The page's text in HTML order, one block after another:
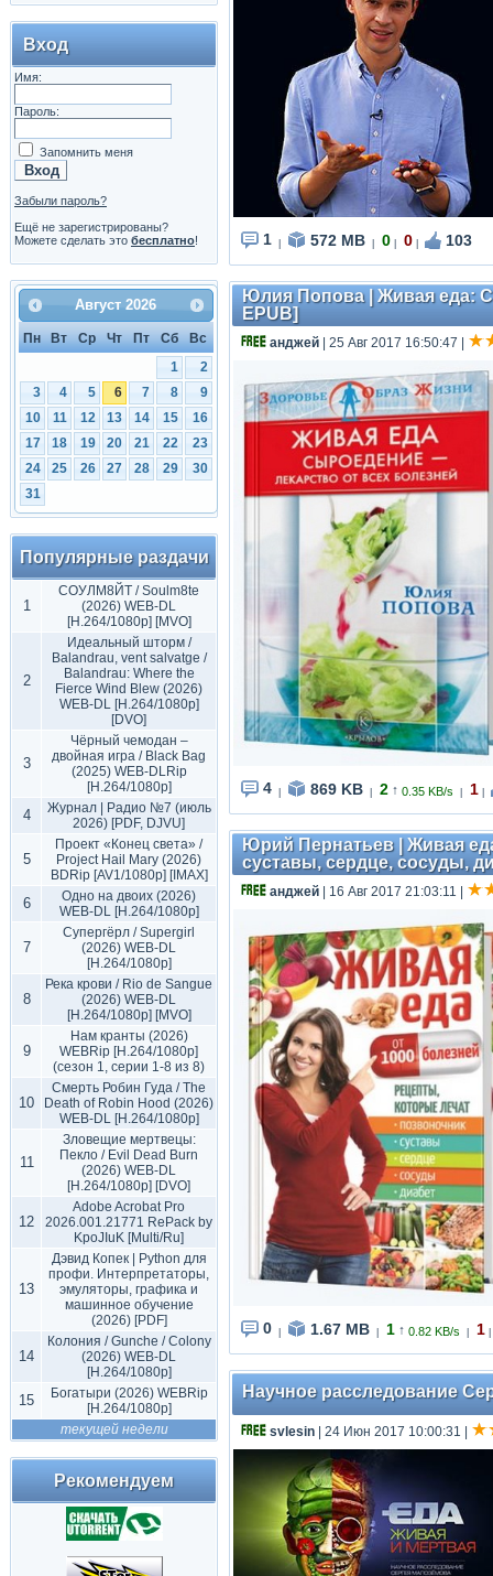
Вход
Имя:
Пароль:
Запомнить меня
Забыли пароль?
Ещё не зарегистрированы?
Можете сделать это бесплатно!
Август 2026
Пн Вт Ср Чт Пт Сб
Вс
1
2
3
4 5 6 7 8
9
10
11 12 13 14 15
16
17
18 19 20 21 22
23
24
25 26 27 28 29
30
31
Популярные раздачи
1
СОУЛМ8ЙТ / Soulm8te
(2026) WEB-DL
[H.264/1080p] [MVO]
2
Идеальный шторм /
Balandrau, vent salvatge /
Balandrau: Where the
Fierce Wind Blew (2026)
WEB-DL [H.264/1080p]
[DVO]
3
Чёрный чемодан –
двойная игра / Black Bag
(2025) WEB-DLRip
[H.264/1080p]
4
Журнал | Радио №7 (июль
2026) [PDF, DJVU]
5
Проект «Конец света» /
Project Hail Mary (2026)
BDRip [AV1/1080p] [IMAX]
6
Одно на двоих (2026)
WEB-DL [H.264/1080p]
7
Супергёрл / Supergirl
(2026) WEB-DL
[H.264/1080p]
8
Река крови / Rio de Sangue
(2026) WEB-DL
[H.264/1080p] [MVO]
9
Нам кранты (2026)
WEBRip [H.264/1080p]
(сезон 1, серии 1-8 из 8)
10
Смерть Робин Гуда / The
Death of Robin Hood (2026)
WEB-DL [H.264/1080p]
11
Зловещие мертвецы:
Пекло / Evil Dead Burn
(2026) WEB-DL
[H.264/1080p] [DVO]
12
Adobe Acrobat Pro
2026.001.21771 RePack by
KpoJIuK [Multi/Ru]
13
Дэвид Копек | Python для
профи. Интерпретаторы,
эмуляторы, графика и
машинное обучение
(2026) [PDF]
14
Колония / Gunche / Colony
(2026) WEB-DL
[H.264/1080p]
15
Богатыри (2026) WEBRip
[H.264/1080p]
текущей недели
Рекомендуем
1 572 MB 0 0 103
Юлия Попова | Живая еда:
EPUB]
анджей | 25 Авг 2017 16:50:47
4 869 KB 2 ↑ 0.35 KB/s 1
Юрий Пернатьев | Живая
суставы, сердце, сосуды,
анджей | 16 Авг 2017 21:03:11
0 1.67 MB 1 ↑ 0.82 KB/s 1
Научное расследование
svlesin | 24 Июн 2017 10:00:31